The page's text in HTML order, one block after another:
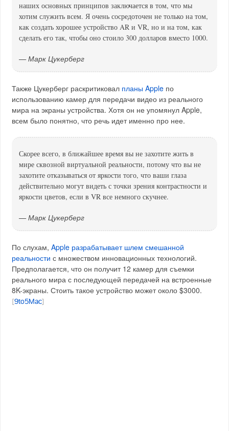
наших основных принципов заключается в том, что мы
хотим служить всем. Я очень сосредоточен не только на том,
как создать хорошее устройство AR и VR, но и на том, как
сделать его так, чтобы оно стоило 300 долларов вместо 1000.
— Марк Цукерберг
Также Цукерберг раскритиковал планы Apple по
использованию камер для передачи видео из реального
мира на экраны устройства. Хотя он не упомянул Apple,
всем было понятно, что речь идет именно про нее.
Скорее всего, в ближайшее время вы не захотите жить в
мире сквозной виртуальной реальности, потому что вы не
захотите отказываться от яркости того, что ваши глаза
действительно могут видеть с точки зрения контрастности и
яркости цветов, если в VR все немного скучнее.
— Марк Цукерберг
По слухам,Apple разрабатывает шлем смешанной
реальности с множеством инновационных технологий.
Предполагается, что он получит 12 камер для съемки
реального мира с последующей передачей на встроенные
8K-экраны. Стоить такое устройство может около $3000.
[9to5Mac